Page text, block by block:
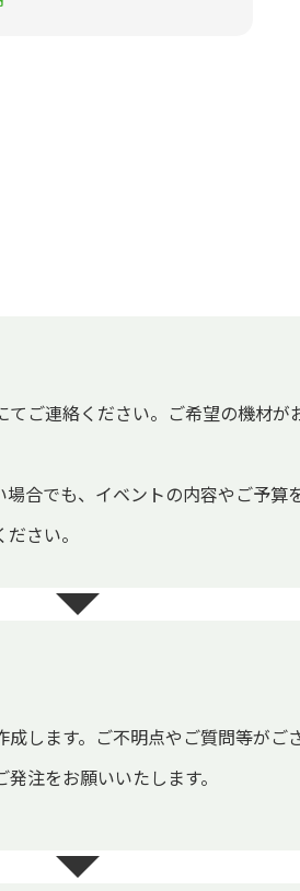
ご連絡ください。ご希望の機材
合でも、イベントの内容やご予
さい。
します。ご不明点やご質問等が
注をお願いいたします。